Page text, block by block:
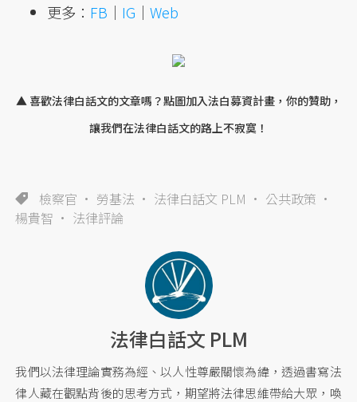
更多： FB ｜ IG ｜Web
▲ 喜歡法律白話文的文章嗎？點圖加入法白募資計畫，你的贊助，
讓我們在法律白話文的路上不寂寞！
檢察官 勞基法 法律白話文 PLM
公共政策
楊貴智
法律評論
法律白話文 PLM
我們以法律理論實務為經、以人性尊嚴關懷為緯，透過書寫法
律人藏在觀點背後的思考方式，期望將法律思維帶給大眾，喚